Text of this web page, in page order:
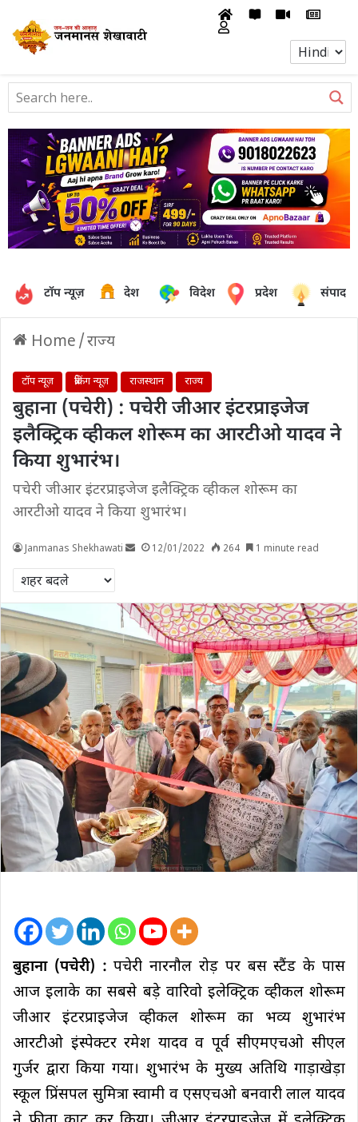
टॉप न्यूज़ देश विदेश प्रदेश
Home /राज्य
टॉप न्यूज़ ब्रेकिंग न्यूज़ राजस्थान राज्य
बुहाना (पचेरी) : पचेरी जीआर इंटरप्राइजेज
इलैक्ट्रिक व्हीकल शोरूम का आरटीओ यादव ने
किया शुभारंभ।
पचेरी जीआर इंटरप्राइजेज इलैक्ट्रिक व्हीकल शोरूम का
आरटीओ यादव ने किया शुभारंभ।
Janmanas Shekhawati 12/01/2022 264 1 minute read
बुहाना (पचेरी) : पचेरी नारनौल रोड़ पर बस स्टैंड के पास
आज इलाके का सबसे बड़े वारिवो इलेक्ट्रिक व्हीकल शोरूम
जीआर इंटरप्राइजेज व्हीकल शोरूम का भव्य शुभारंभ
आरटीओ इंस्पेक्टर रमेश यादव व पूर्व सीएमएचओ सीएल
गुर्जर द्वारा किया गया। शुभारंभ के मुख्य अतिथि गाड़ाखेड़ा
स्कूल प्रिंसपल सुमित्रा स्वामी व एसएचओ बनवारी लाल यादव